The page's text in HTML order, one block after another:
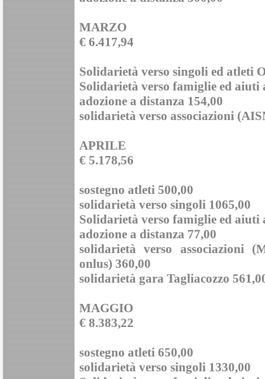
MARZO
€ 6.417,94
Solidarietà verso singoli ed atleti
Solidarietà verso famiglie ed aiuti
adozione a distanza 154,00
solidarietà verso associazioni
APRILE
€ 5.178,56
sostegno atleti 500,00
solidarietà verso singoli 1065,00
Solidarietà verso famiglie ed aiuti
adozione a distanza 77,00
solidarietà verso associazioni
onlus) 360,00
solidarietà gara Tagliacozzo
MAGGIO
€ 8.383,22
sostegno atleti 650,00
solidarietà verso singoli 1330,00